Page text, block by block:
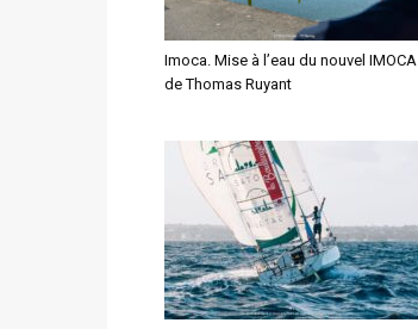
Imoca. Mise à l’eau du nouvel IMOCA
de Thomas Ruyant